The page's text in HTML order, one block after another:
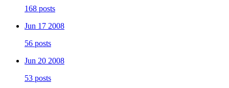
168 posts
Jun 17 2008
56 posts
Jun 20 2008
53 posts